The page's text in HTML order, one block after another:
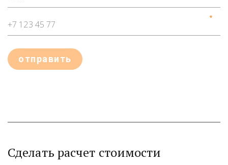
*
отправить
Сделать расчет стоимости